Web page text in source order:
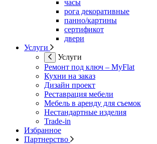
часы
рога декоративные
панно/картины
сертификот
двери
Услуги
Услуги
Ремонт под ключ – MyFlat
Кухни на заказ
Дизайн проект
Реставрация мебели
Мебель в аренду для съемок
Нестандартные изделия
Trade-in
Избранное
Партнерство